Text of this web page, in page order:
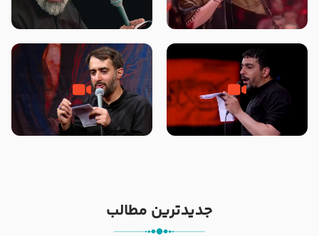
جانا جانا ابی عبدالله – کربلایی جواد
مقدم – شب هشتم محرم 1448 –
مادر منم مثل تو خمیدم – حاج
محمود کریمی – شهادت حضرت
هیئت رایة العباس علیه السلام
تک ، عبّاس، صاحب دل‌هاست –
حاج حنیف طاهری – عزاداری شب
من غلام نوکراتم من عاشق کربلاتم
– شور زمینه – شب هفتم – محرم
جدیدترین مطالب